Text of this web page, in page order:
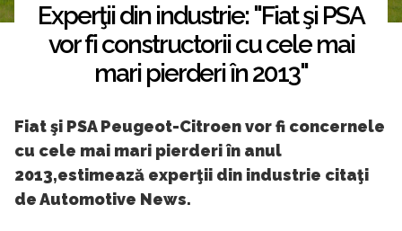
Experţii din industrie: "Fiat şi PSA
vor fi constructorii cu cele mai
mari pierderi în 2013"
Fiat şi PSA Peugeot-Citroen vor fi concernele
cu cele mai mari pierderi în anul
2013,estimează experţii din industrie citaţi
de Automotive News.